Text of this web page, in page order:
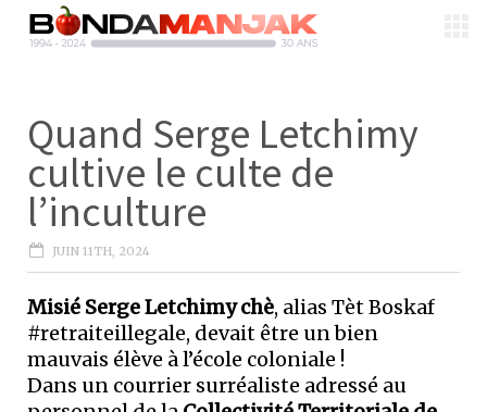
Quand Serge Letchimy
cultive le culte de
l’inculture
JUIN 11TH, 2024
Misié Serge Letchimy chè, alias Tèt Boskaf
#retraiteillegale, devait être un bien
mauvais élève à l’école coloniale !
Dans un courrier surréaliste adressé au